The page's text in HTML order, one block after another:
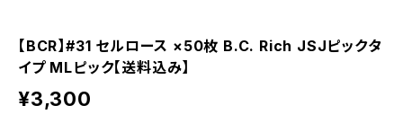
【BCR】#31 セルロース ×50枚 B.C. Rich JSJピックタ
イプ MLピック【送料込み】
¥3,300